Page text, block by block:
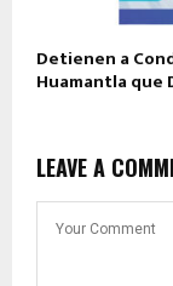
Detienen a
Huamantla que
LEAVE A